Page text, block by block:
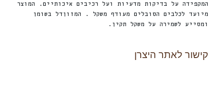
המקפידה על בדיקות מדעיות ועל רכיבים איכותיים. המוצר
מיועד לכלבים הסובלים מעודף משקל . המזוןדל בשומן
ומסייע לשמירה על משקל תקין.
קישור לאתר היצרן